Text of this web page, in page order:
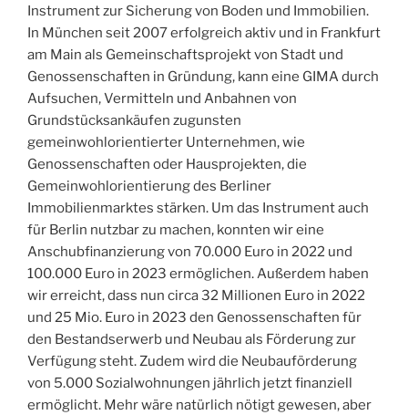
Instrument zur Sicherung von Boden und Immobilien.
In München seit 2007 erfolgreich aktiv und in Frankfurt
am Main als Gemeinschaftsprojekt von Stadt und
Genossenschaften in Gründung, kann eine GIMA durch
Aufsuchen, Vermitteln und Anbahnen von
Grundstücksankäufen zugunsten
gemeinwohlorientierter Unternehmen, wie
Genossenschaften oder Hausprojekten, die
Gemeinwohlorientierung des Berliner
Immobilienmarktes stärken. Um das Instrument auch
für Berlin nutzbar zu machen, konnten wir eine
Anschubfinanzierung von 70.000 Euro in 2022 und
100.000 Euro in 2023 ermöglichen. Außerdem haben
wir erreicht, dass nun circa 32 Millionen Euro in 2022
und 25 Mio. Euro in 2023 den Genossenschaften für
den Bestandserwerb und Neubau als Förderung zur
Verfügung steht. Zudem wird die Neubauförderung
von 5.000 Sozialwohnungen jährlich jetzt finanziell
ermöglicht. Mehr wäre natürlich nötigt gewesen, aber